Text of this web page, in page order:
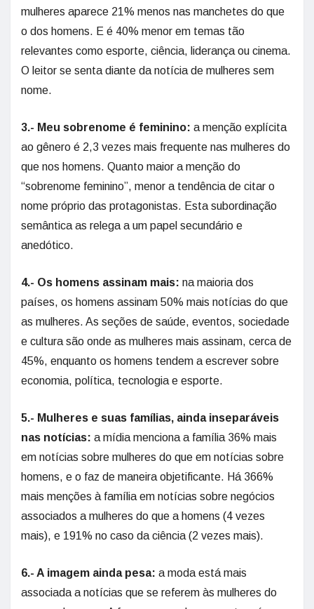
mulheres aparece 21% menos nas manchetes do que
o dos homens. E é 40% menor em temas tão
relevantes como esporte, ciência, liderança ou cinema.
O leitor se senta diante da notícia de mulheres sem
nome.
3.- Meu sobrenome é feminino: a menção explícita
ao gênero é 2,3 vezes mais frequente nas mulheres do
que nos homens. Quanto maior a menção do
“sobrenome feminino”, menor a tendência de citar o
nome próprio das protagonistas. Esta subordinação
semântica as relega a um papel secundário e
anedótico.
4.- Os homens assinam mais: na maioria dos
países, os homens assinam 50% mais notícias do que
as mulheres. As seções de saúde, eventos, sociedade
e cultura são onde as mulheres mais assinam, cerca de
45%, enquanto os homens tendem a escrever sobre
economia, política, tecnologia e esporte.
5.- Mulheres e suas famílias, ainda inseparáveis
nas notícias: a mídia menciona a família 36% mais
em notícias sobre mulheres do que em notícias sobre
homens, e o faz de maneira objetificante. Há 366%
mais menções à família em notícias sobre negócios
associados a mulheres do que a homens (4 vezes
mais), e 191% no caso da ciência (2 vezes mais).
6.- A imagem ainda pesa: a moda está mais
associada a notícias que se referem às mulheres do